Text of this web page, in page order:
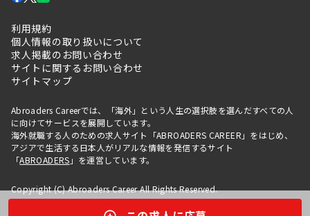
利用規約
個人情報の取り扱いについて
求人掲載のお問い合わせ
サイトに関するお問い合わせ
サイトマップ
Abroaders Careerでは、「海外」という人生の選択肢を選んだすべての人
に向けてサービスを展開しています。
海外就職する人のための求人サイト「ABROADERS CAREER」をはじめ、
アジアで生活する日本人がリアルな情報を発信するサイト
「ABROADERS 」を運営しています。
Copyright (C) Abroaders Career All Rights Reserved.